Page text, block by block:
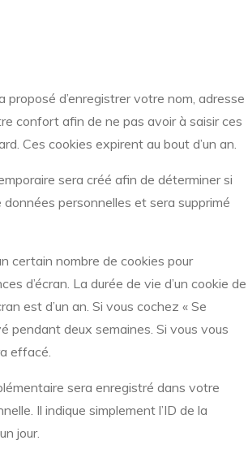
d’enregistrer votre nom, adresse
confort afin de ne pas avoir à saisir ces
Ces cookies expirent au bout d’un an.
sera créé afin de déterminer si
personnelles et sera supprimé
certain nombre de cookies pour
d’écran. La durée de vie d’un cookie de
est d’un an. Si vous cochez « Se
pendant deux semaines. Si vous vous
effacé.
sera enregistré dans votre
Il indique simplement l’ID de la
jour.